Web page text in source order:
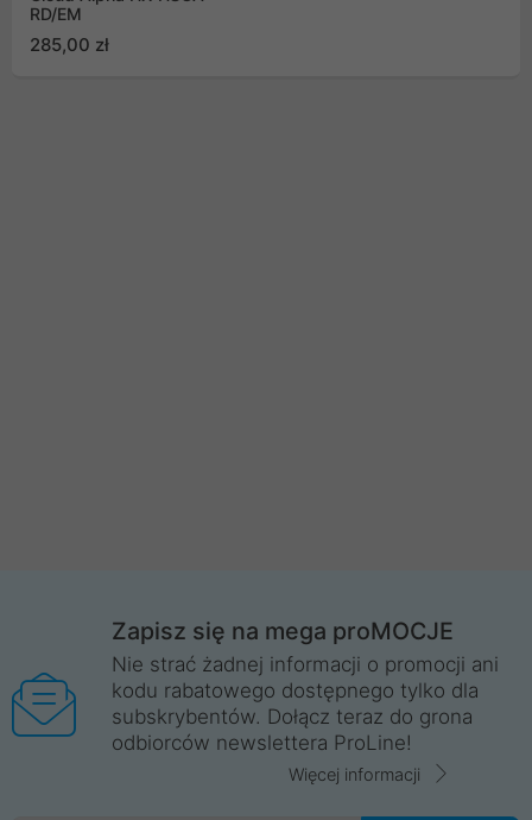
RD/EM
285,00 zł
Zapisz się na mega proMOCJE
Nie strać żadnej informacji o promocji ani
kodu rabatowego dostępnego tylko dla
subskrybentów. Dołącz teraz do grona
odbiorców newslettera ProLine!
Więcej informacji